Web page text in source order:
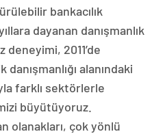
bankacılık
dayanan danışmanlık
deneyimi, 2011’de
alanındaki
farklı sektörlerle
büyütüyoruz.
olanakları, çok yönlü